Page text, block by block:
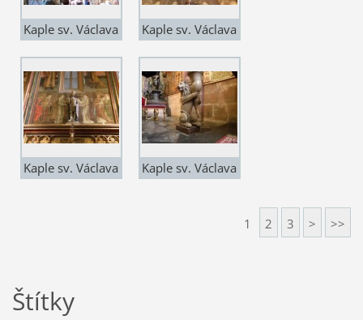
Kaple sv. Václava
Kaple sv. Václava
Kaple sv. Václava
Kaple sv. Václava
1 2 3 > >>
Štítky